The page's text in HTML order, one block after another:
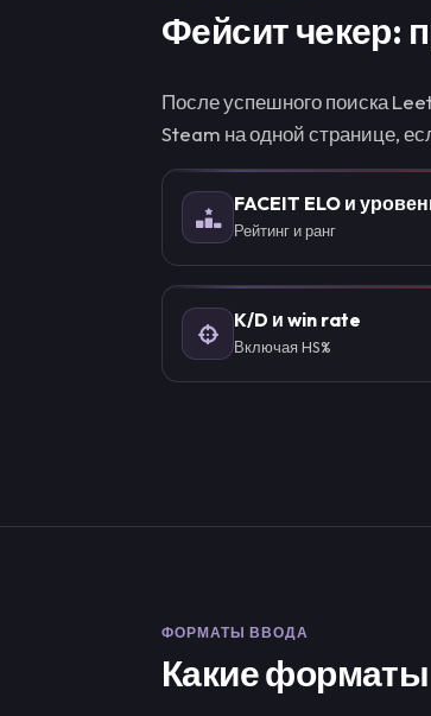
Фейсит чекер:
После успешного поиска
Steam на одной странице,
FACEIT ELO и
Рейтинг и ранг
K/D и win rate
Включая HS%
ФОРМАТЫ ВВОДА
Какие